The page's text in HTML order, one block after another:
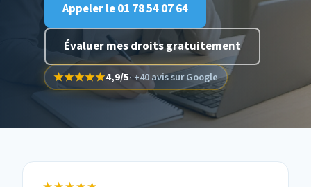
Appeler le01 78 54 07 64
Évaluer mes droits gratuitement
★★★★★
★★★★★4,9/5· +40 avissur Google